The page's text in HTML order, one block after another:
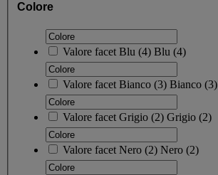
Colore
Valore facet Blu (4) Blu (4)
Valore facet Bianco (3) Bianco (3)
Valore facet Grigio (2) Grigio (2)
Valore facet Nero (2) Nero (2)